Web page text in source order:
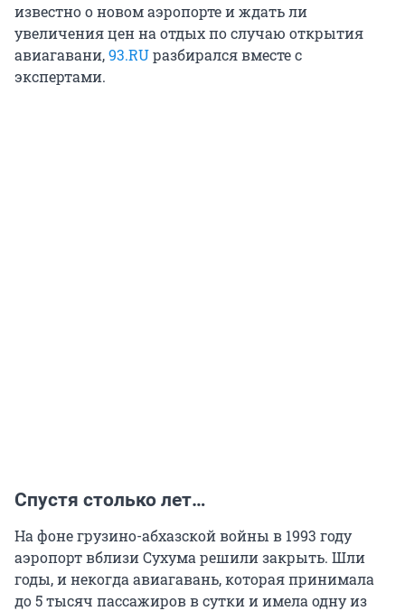
известно о новом аэропорте и ждать ли
увеличения цен на отдых по случаю открытия
авиагавани,93.RUразбирался вместе с
экспертами.
Спустя столько лет…
На фоне грузино-абхазской войны в 1993 году
аэропорт вблизи Сухума решили закрыть. Шли
годы, и некогда авиагавань, которая принимала
до 5 тысяч пассажиров в сутки и имела одну из